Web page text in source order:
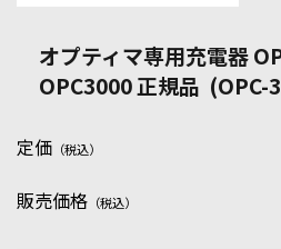
オプティマ専用充電器
OPC3000 正規品 (OPC-
定価 （税込）
販売価格 （税込）